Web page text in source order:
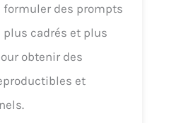
formuler des prompts
cadrés et plus
obtenir des
et